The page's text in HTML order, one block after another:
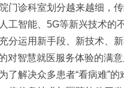
门诊科室划分越来越细，
工智能、5G等新兴技术
分运用新手段、新技术、
对智慧就医服务体验的满
了解决众多患者“看病难”